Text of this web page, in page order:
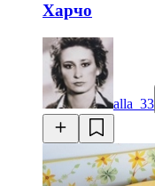
Харчо
alla_33